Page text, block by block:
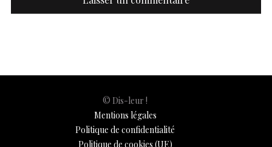
© Dis-leur !
Mentions légales
Politique de confidentialité
Politique de cookies (UE)